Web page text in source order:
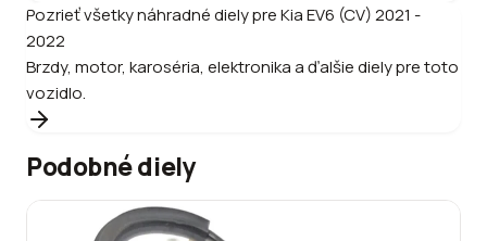
Pozrieť všetky náhradné diely preKiaEV6 (CV) 2021 -
2022
Brzdy, motor, karoséria, elektronika a ďalšie diely pre toto
vozidlo.
Podobné diely